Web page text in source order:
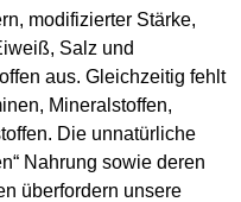
modifizierter Stärke,
Salz und
aus. Gleichzeitig fehlt
Mineralstoffen,
Die unnatürliche
Nahrung sowie deren
überfordern unsere